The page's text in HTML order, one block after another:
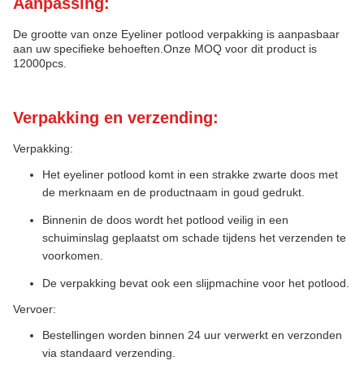
De grootte van onze Eyeliner potlood verpakking is aanpasbaar
aan uw specifieke behoeften.Onze MOQ voor dit product is
12000pcs.
Verpakking en verzending:
Verpakking:
Het eyeliner potlood komt in een strakke zwarte doos met
de merknaam en de productnaam in goud gedrukt.
Binnenin de doos wordt het potlood veilig in een
schuiminslag geplaatst om schade tijdens het verzenden te
voorkomen.
De verpakking bevat ook een slijpmachine voor het potlood.
Vervoer:
Bestellingen worden binnen 24 uur verwerkt en verzonden
via standaard verzending.